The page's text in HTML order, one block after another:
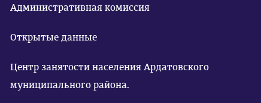
Административная комиссия
Открытые данные
Центр занятости населения Ардатовского
муниципального района.